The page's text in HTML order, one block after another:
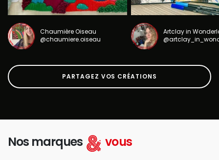
Chaumière Oiseau
@chaumiere.oiseau
Artclay in
PARTAGEZ VOS CRÉATIONS
Nos marques vous